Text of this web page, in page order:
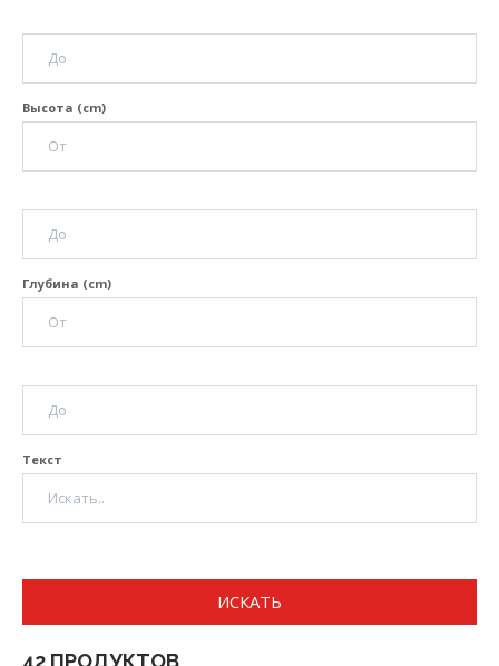
Высота (cm)
Глубина (cm)
Текст
ИСКАТЬ
42 ПРОДУКТОВ